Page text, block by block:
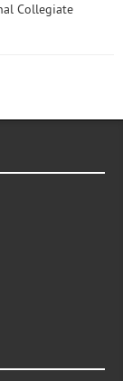
Collegiate